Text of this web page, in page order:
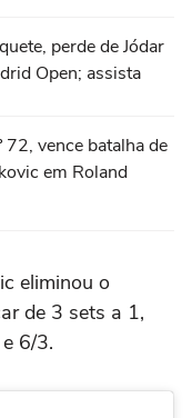
perde de Jódar
Open; assista
72, vence batalha de
em Roland
eliminou o
de 3 sets a 1,
6/3.